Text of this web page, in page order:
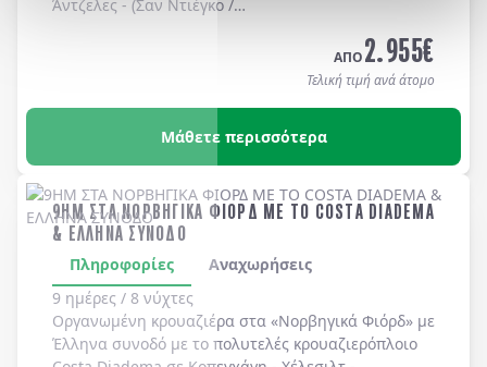
Άντζελες - (Σαν Ντιέγκο /
. Διαμονή σε
ΑΠΟ2.955€
Τελική τιμή ανά άτομο
Μάθετε περισσότερα
9ΗΜ ΣΤΑ ΝΟΡΒΗΓΙΚΑ ΦΙΟΡΔ ΜΕ ΤΟ COSTA DIADEMA
& ΕΛΛΗΝΑ ΣΥΝΟΔΟ
Πληροφορίες
Αναχωρήσεις
9 ημέρες / 8 νύχτες
Οργανωμένη κρουαζιέρα στα «Νορβηγικά Φιόρδ» με
Έλληνα συνοδό με το πολυτελές κρουαζιερόπλοιο